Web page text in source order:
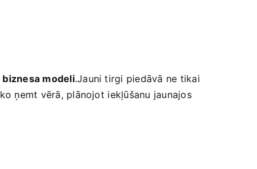
modeli.Jauni tirgi piedāvā ne tikai
ņemt vērā, plānojot⁣ iekļūšanu jaunajos